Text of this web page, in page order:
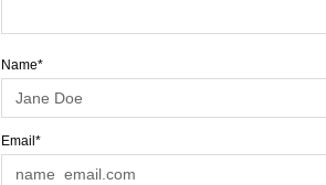
Name*
Email*